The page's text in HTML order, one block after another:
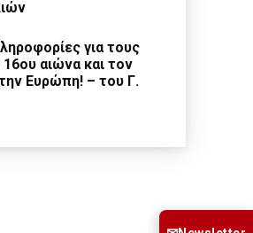
για τους
αιώνα και τον
Ευρώπη! – του Γ.